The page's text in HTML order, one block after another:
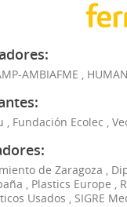
AMBIAFME ,
, Fundación Ecolec ,
de Zaragoza ,
, Plastics Europe ,
Usados , SIGRE